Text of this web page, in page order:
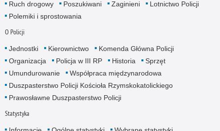
Ruch drogowy
Poszukiwani Zaginieni
Lotnictwo Policji
Polemiki i sprostowania
O Policji
Jednostki Kierownictwo
Komenda Główna Policji
Organizacja
Policja w III RP Historia
Sprzęt
Umundurowanie
Współpraca międzynarodowa
Duszpasterstwo Policji Kościoła Rzymskokatolickiego
Prawosławne Duszpasterstwo Policji
Statystyka